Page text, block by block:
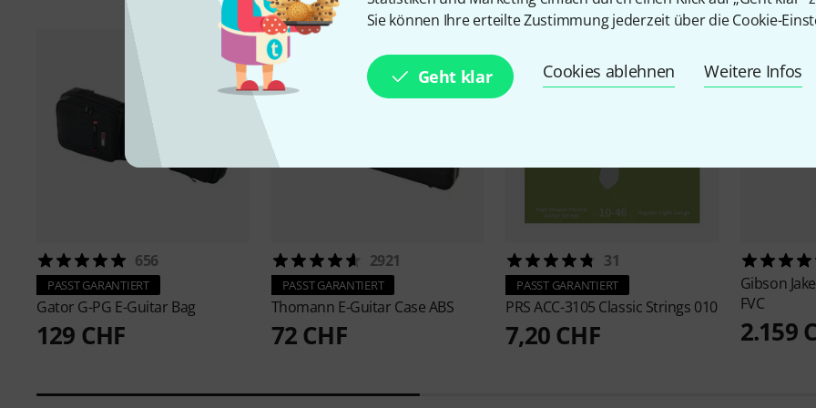
Sie können Ihre erteilte Zustimmung jederzeit über die Cookie-
Geht klar Cookies ablehnen Weitere Infos
656
PASST GARANTIERT
Gator G-PG E-Guitar Bag
129 CHF
2921
PASST GARANTIERT
Thomann E-Guitar Case ABS
72 CHF
31
PASST GARANTIERT
PRSACC-3105 Classic Strings 010
7,20 CHF
Gibson
FVC
2.159